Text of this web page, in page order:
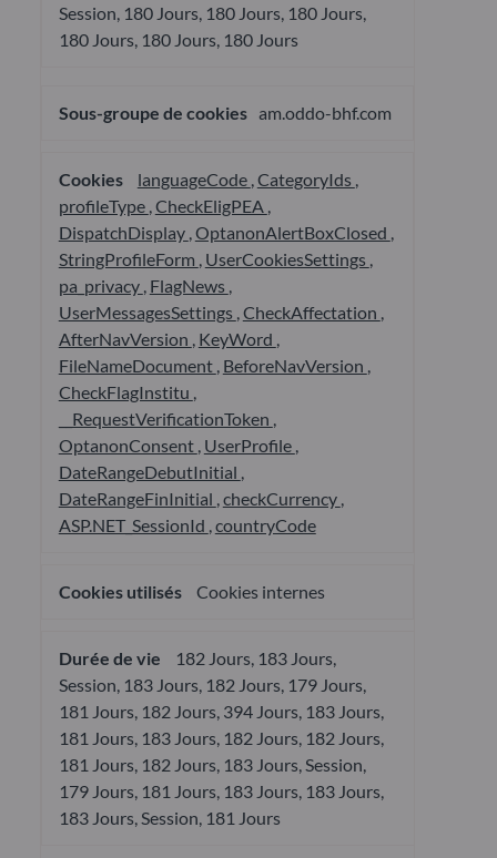
Session, 180 Jours, 180 Jours, 180 Jours,
180 Jours, 180 Jours, 180 Jours
am.oddo-bhf.com
languageCode CategoryIds
profileType CheckEligPEA
DispatchDisplay OptanonAlertBoxClosed
StringProfileForm UserCookiesSettings
pa_privacy FlagNews
UserMessagesSettings CheckAffectation
AfterNavVersion KeyWord
FileNameDocument BeforeNavVersion
CheckFlagInstitu
__RequestVerificationToken
OptanonConsent UserProfile
DateRangeDebutInitial
DateRangeFinInitial checkCurrency
ASP.NET_SessionId countryCode
Cookies internes
182 Jours, 183 Jours,
Session, 183 Jours, 182 Jours, 179 Jours,
181 Jours, 182 Jours, 394 Jours, 183 Jours,
181 Jours, 183 Jours, 182 Jours, 182 Jours,
181 Jours, 182 Jours, 183 Jours, Session,
179 Jours, 181 Jours, 183 Jours, 183 Jours,
183 Jours, Session, 181 Jours